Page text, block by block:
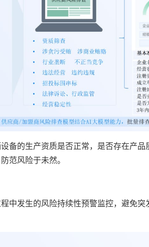
备的生产资质是否正常，是否存在产
范风险于未然。
中发生的风险持续性预警监控，避免